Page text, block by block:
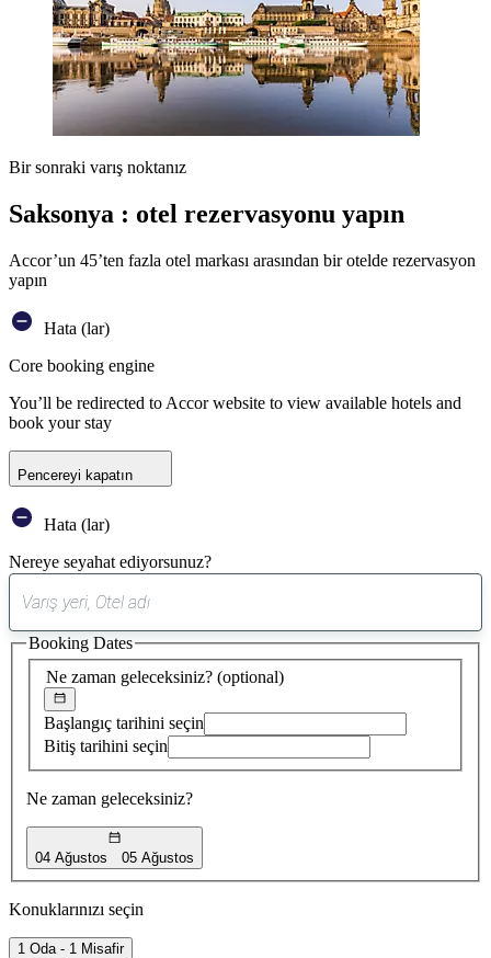
Bir sonraki varış noktanız
Saksonya : otel rezervasyonu yapın
Accor’un 45’ten fazla otel markası arasından bir otelde rezervasyon
yapın
Hata (lar)
Core booking engine
You’ll be redirected to Accor website to view available hotels and
book your stay
Pencereyi kapatın
Hata (lar)
Nereye seyahat ediyorsunuz?
öneri
bulundu
Ne zaman geleceksiniz? (optional)
Başlangıç tarihini seçin
Bitiş tarihini seçin
Ne zaman geleceksiniz?
04 Ağustos 05 Ağustos
Booking Dates
Konuklarınızı seçin
1 Oda - 1 Misafir